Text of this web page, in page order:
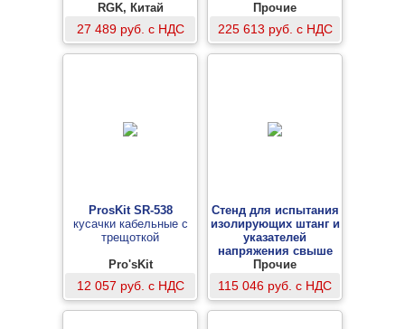
RGK, Китай
27 489 руб. с НДС
Прочие
225 613 руб. с НДС
ProsKit SR-538
кусачки кабельные с
трещоткой
Pro'sKit
12 057 руб. с НДС
Стенд для испытания
изолирующих штанг и
указателей
напряжения свыше
1000В
Прочие
115 046 руб. с НДС